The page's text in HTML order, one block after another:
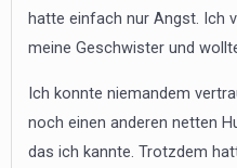
hatte einfach nur Angst. Ich
meine Geschwister und
Ich konnte niemandem
noch einen anderen netten
das ich kannte. Trotzdem